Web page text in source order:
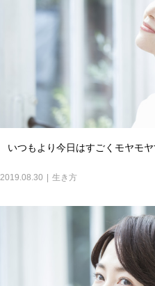
いつもより今日はすごくモヤモ
2019.08.30 生き方